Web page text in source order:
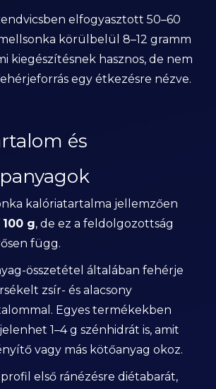
elfogyasztott 50–60
körülbelül 8–12 gramm
kiegészítésnek hasznos, de nem
egy étkezésre nézve.
és
kalóriatartalma jellemzően
g, de ez a feldolgozottság
függ.
összetétel általában fehérje
zsír- és alacsony
Egyes termékekben
1–4 g szénhidrát is, amit
vagy más kötőanyag okoz.
első ránézésre diétabarát,